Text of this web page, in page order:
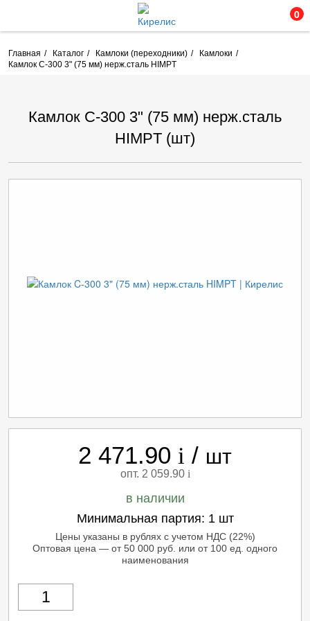
0
Главная Каталог Камлоки (переходники)
Камлоки
Камлок C-300 3" (75 мм) нерж.сталь HIMPT
Камлок C-300 3" (75 мм) нерж.сталь
HIMPT (шт)
2 471.90 i / шт
опт. 2 059.90 i
в наличии
Минимальная партия: 1 шт
Цены указаны в рублях с учетом НДС (22%)
Оптовая цена — от 50 000 руб. или от 100 ед. одного
наименования